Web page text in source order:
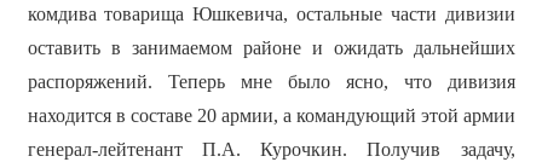
комдива товарища Юшкевича, остальные части дивизии
оставить в занимаемом районе и ожидать дальнейших
распоряжений. Теперь мне было ясно, что дивизия
находится в составе 20 армии, а командующий этой армии
генерал-лейтенант П.А. Курочкин. Получив задачу,